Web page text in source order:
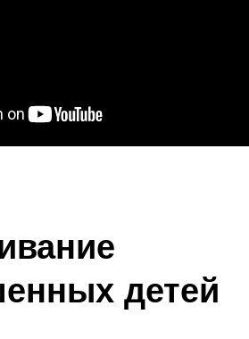
детей